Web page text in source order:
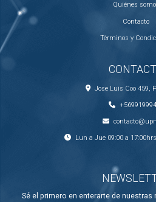
Quiénes
Contacto
Términos y
Jose Luis Coo 459,
Lun a Jue 09:00 a
Sé el primero en enterarte de